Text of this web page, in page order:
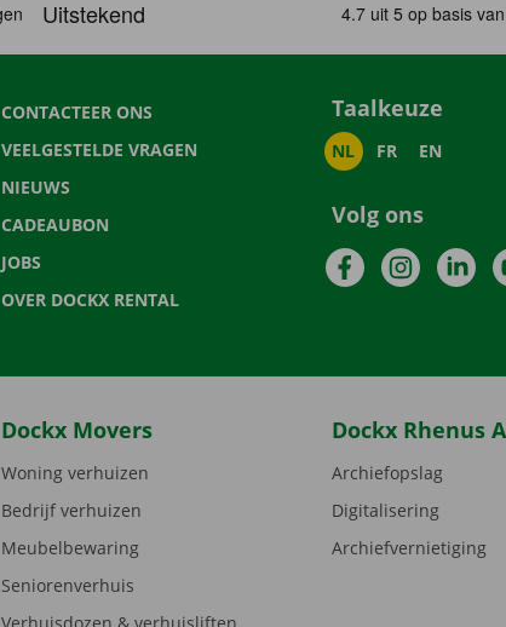
CONTACTEER ONS
VEELGESTELDE VRAGEN
NIEUWS
CADEAUBON
JOBS
OVER DOCKX RENTAL
Taalkeuze
NL FR EN
Volg ons
FacebookInstagram
Dockx Movers
Woning verhuizen
Bedrijf verhuizen
Meubelbewaring
Seniorenverhuis
Dockx Rhenus
Archiefopslag
Digitalisering
Archiefvernietiging